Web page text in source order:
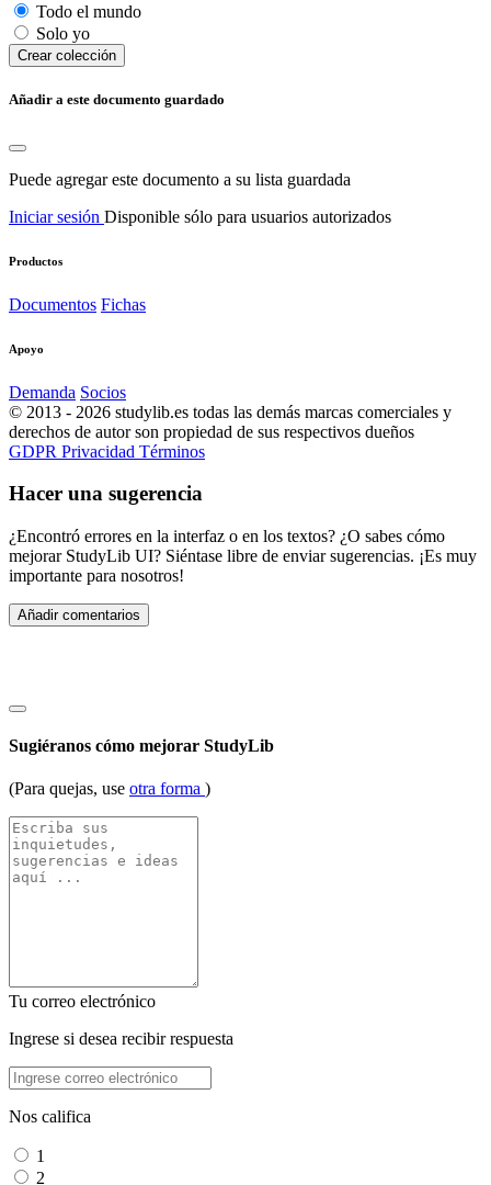
Todo el mundo
Solo yo
Сrear colección
Añadir a este documento guardado
Puede agregar este documento a su lista guardada
Iniciar sesión Disponible sólo para usuarios autorizados
Productos
Documentos Fichas
Apoyo
Demanda Socios
© 2013 - 2026 studylib.es todas las demás marcas comerciales y
derechos de autor son propiedad de sus respectivos dueños
GDPR Privacidad Términos
Hacer una sugerencia
¿Encontró errores en la interfaz o en los textos? ¿O sabes cómo
mejorar StudyLib UI? Siéntase libre de enviar sugerencias. ¡Es muy
importante para nosotros!
Añadir comentarios
Sugiéranos cómo mejorar StudyLib
(Para quejas, use otra forma )
Tu correo electrónico
Ingrese si desea recibir respuesta
Nos califica
1
2